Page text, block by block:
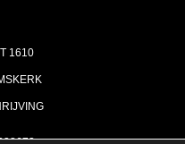
1610